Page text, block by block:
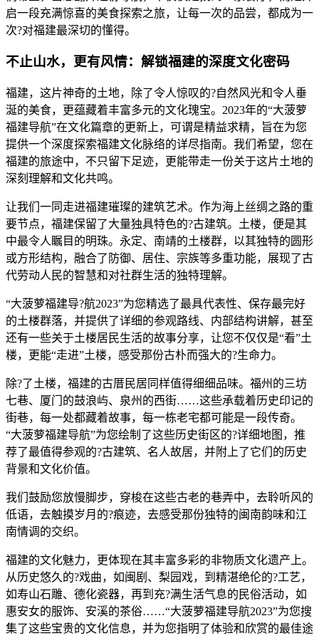
启一段充满惊喜的美食探索之旅，让每一次的品尝，都成为一
次?对福建最深切的懂得。
不止山水，更有风情：解锁福建的深度文化密码
福建，这片神奇的土地，除了令人惊叹的?自然风光和令人垂
涎的美食，更蕴藏着丰富多元的文化瑰宝。2023年的“大菠萝
福建导航”在文化篇章的更新上，可谓是精益求精，旨在为您
提供一个深度探索福建文化脉络的详尽指南。我们希望，您在
福建的旅途中，不只留下足迹，更能带走一份关于这片土地的
深刻理解和文化共鸣。
让我们一同走进福建璀璨的建筑艺术。作为海上丝绸之路的重
要节点，福建保留了大量独具特色的?古建筑。土楼，便是其
中最令人瞩目的明珠。永定、南靖的土楼群，以其独特的圆形
或方形结构，融合了防御、居住、宗族等多重功能，展现了古
代劳动人民的智慧和对社群生活的独特理解。
“大菠萝福建导?航2023”为您精选了最具代表性、保存最完好
的土楼群落，并提供了详细的参观路线、内部结构讲解，甚至
还有一些关于土楼居民生活的故事分享，让您不仅仅是“看”土
楼，更能“走进”土楼，感受那份古朴而强大的?生命力。
除?了土楼，福建的古厝民居同样值得细细品味。福州的三坊
七巷、厦门的鼓浪屿、泉州的西街……这些承载着历史印记的
街巷，每一处都藏着故事，每一栋老宅都可能是一段传奇。
“大菠萝福建导航”为您绘制了这些历史街区的?详细地图，推
荐了最值得参观的?古建筑、名人故居，并附上了它们的历史
背景和文化价值。
我们鼓励您放慢脚步，穿梭在这些古老的巷弄中，去聆听风的
低语，去触摸岁月的?痕迹，去感受那份独特的闽南韵味和江
南情调的交织。
福建的文化魅力，更体现在其丰富多彩的非物质文化遗产上。
从历史悠久的?戏曲，如闽剧、梨园戏，到精湛绝伦的?工艺，
如寿山石雕、德化瓷器，再到充?满生活气息的民俗活动，如
惠安女的服饰、安溪的茶俗……“大菠萝福建导航2023”为您搜
集了这些宝贵的文化信息，并为您指明了体验和欣赏的最佳途